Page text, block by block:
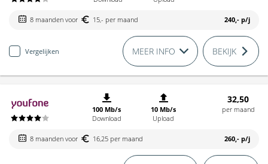
8 maanden voor 15,- per maand 240,- p/j
Vergelijken MEER INFO BEKIJK
100 Mb/s
Download
10 Mb/s
Upload
32,50
per maand
8 maanden voor 16,25 per maand 260,- p/j